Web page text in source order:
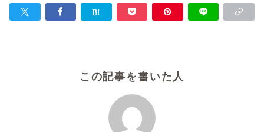
この記事を書いた人